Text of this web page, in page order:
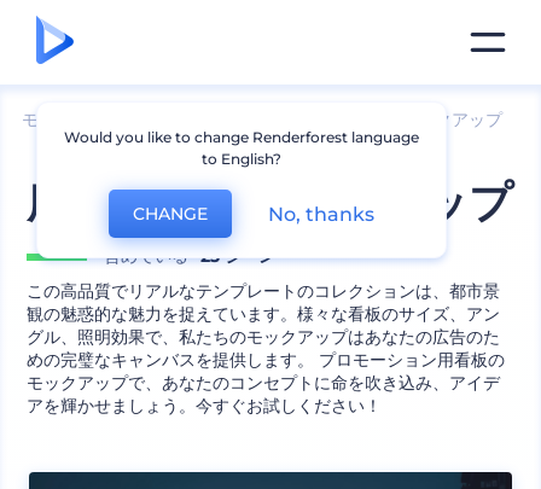
モックアップ 看板とバナーのモックアップ
広告看板のモックアップ
含めている 23 シーン
この高品質でリアルなテンプレートのコレクションは、都市景
観の魅惑的な魅力を捉えています。様々な看板のサイズ、アン
グル、照明効果で、私たちのモックアップはあなたの広告のた
めの完璧なキャンバスを提供します。 プロモーション用看板の
モックアップで、あなたのコンセプトに命を吹き込み、アイデ
アを輝かせましょう。今すぐお試しください！
Would you like to change Renderforest language
to English?
CHANGE No, thanks